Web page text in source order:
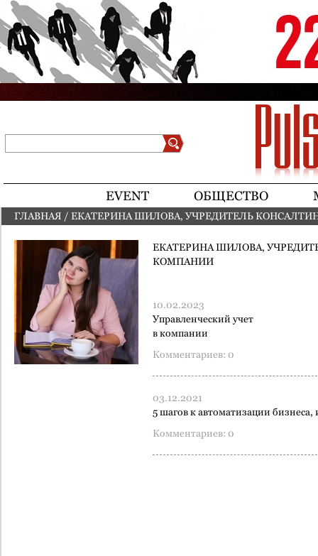
Jump to navigation
EVENT ОБЩЕСТВО
ВЫ ЗДЕСЬ
ГЛАВНАЯ / ЕКАТЕРИНА ШИЛОВА, УЧРЕДИТЕЛЬ
ЕКАТЕРИНА ШИЛОВА,
КОМПАНИИ
10.02.2023
Управлен­ческий учет
в компании
Комментариев: 0
03.12.2021
5 шагов к автоматизации
Комментариев: 0